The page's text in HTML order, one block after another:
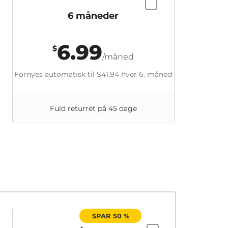
6 måneder
$6.99/måned
Fornyes automatisk til $41.94 hver 6. måned
Fuld returret på 45 dage
SPAR 50 %